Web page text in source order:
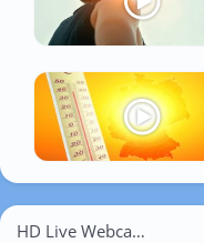
HD Live Webcams Erfurt